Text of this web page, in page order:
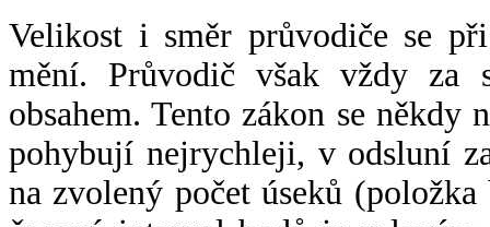
Velikost i směr průvodiče se
mění. Průvodič však vždy za
obsahem. Tento zákon se někdy
pohybují nejrychleji, v odsluní
na zvolený počet úseků